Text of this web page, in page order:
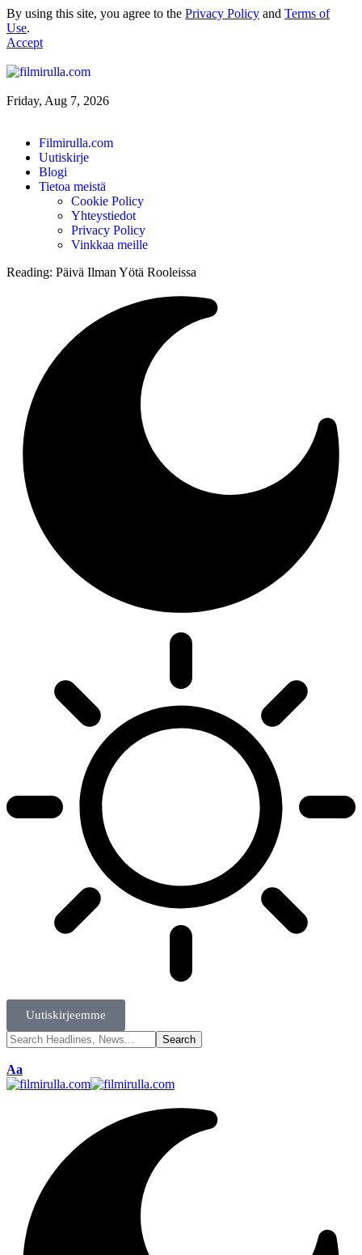
By using this site, you agree to the Privacy Policy and Terms of
Use.
Accept
Friday, Aug 7, 2026
Filmirulla.com
Uutiskirje
Blogi
Tietoa meistä
Cookie Policy
Yhteystiedot
Privacy Policy
Vinkkaa meille
Reading: Päivä Ilman Yötä Rooleissa
Uutiskirjeemme
Aa